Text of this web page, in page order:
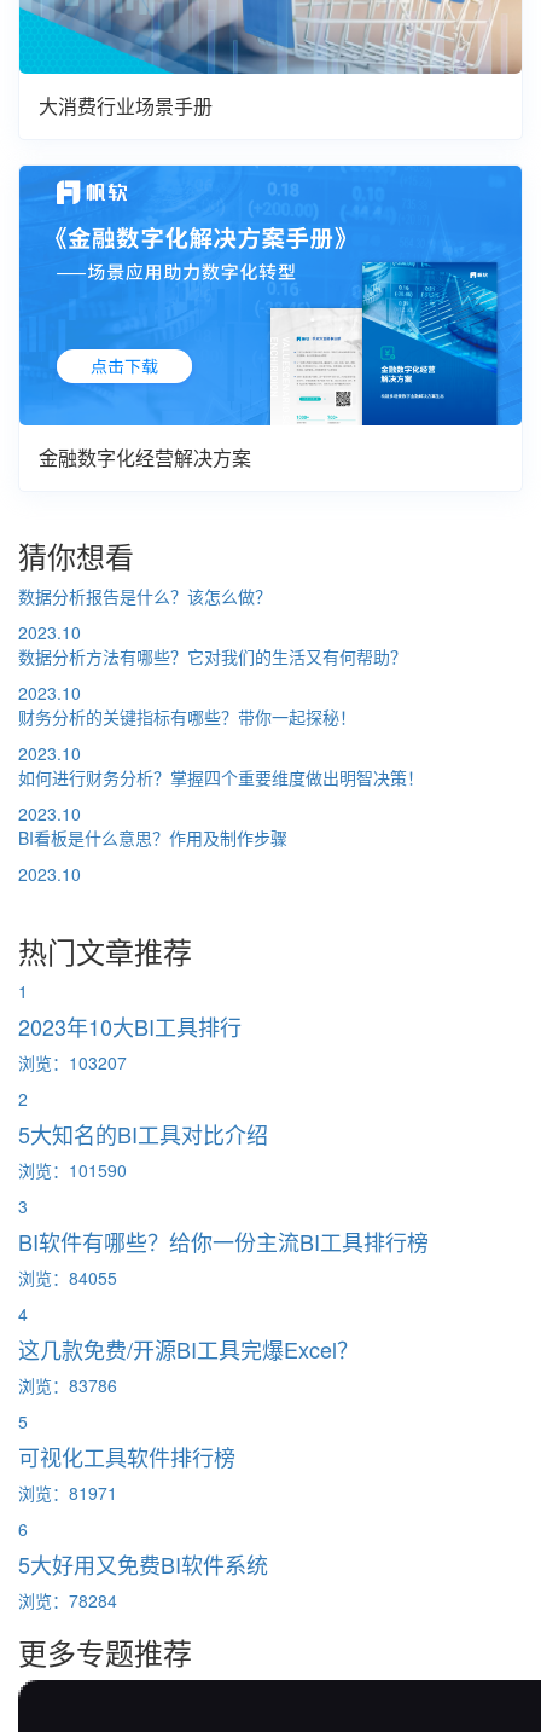
大消费行业场景手册
金融数字化经营解决方案
猜你想看
数据分析报告是什么？该怎么做？
2023.10
数据分析方法有哪些？它对我们的生活又有何帮助？
2023.10
财务分析的关键指标有哪些？带你一起探秘！
2023.10
如何进行财务分析？掌握四个重要维度做出明智决策！
2023.10
BI看板是什么意思？作用及制作步骤
2023.10
热门文章推荐
1
2023年10大BI工具排行
浏览：103207
2
5大知名的BI工具对比介绍
浏览：101590
3
BI软件有哪些？给你一份主流BI工具排行榜
浏览：84055
4
这几款免费/开源BI工具完爆Excel？
浏览：83786
5
可视化工具软件排行榜
浏览：81971
6
5大好用又免费BI软件系统
浏览：78284
更多专题推荐